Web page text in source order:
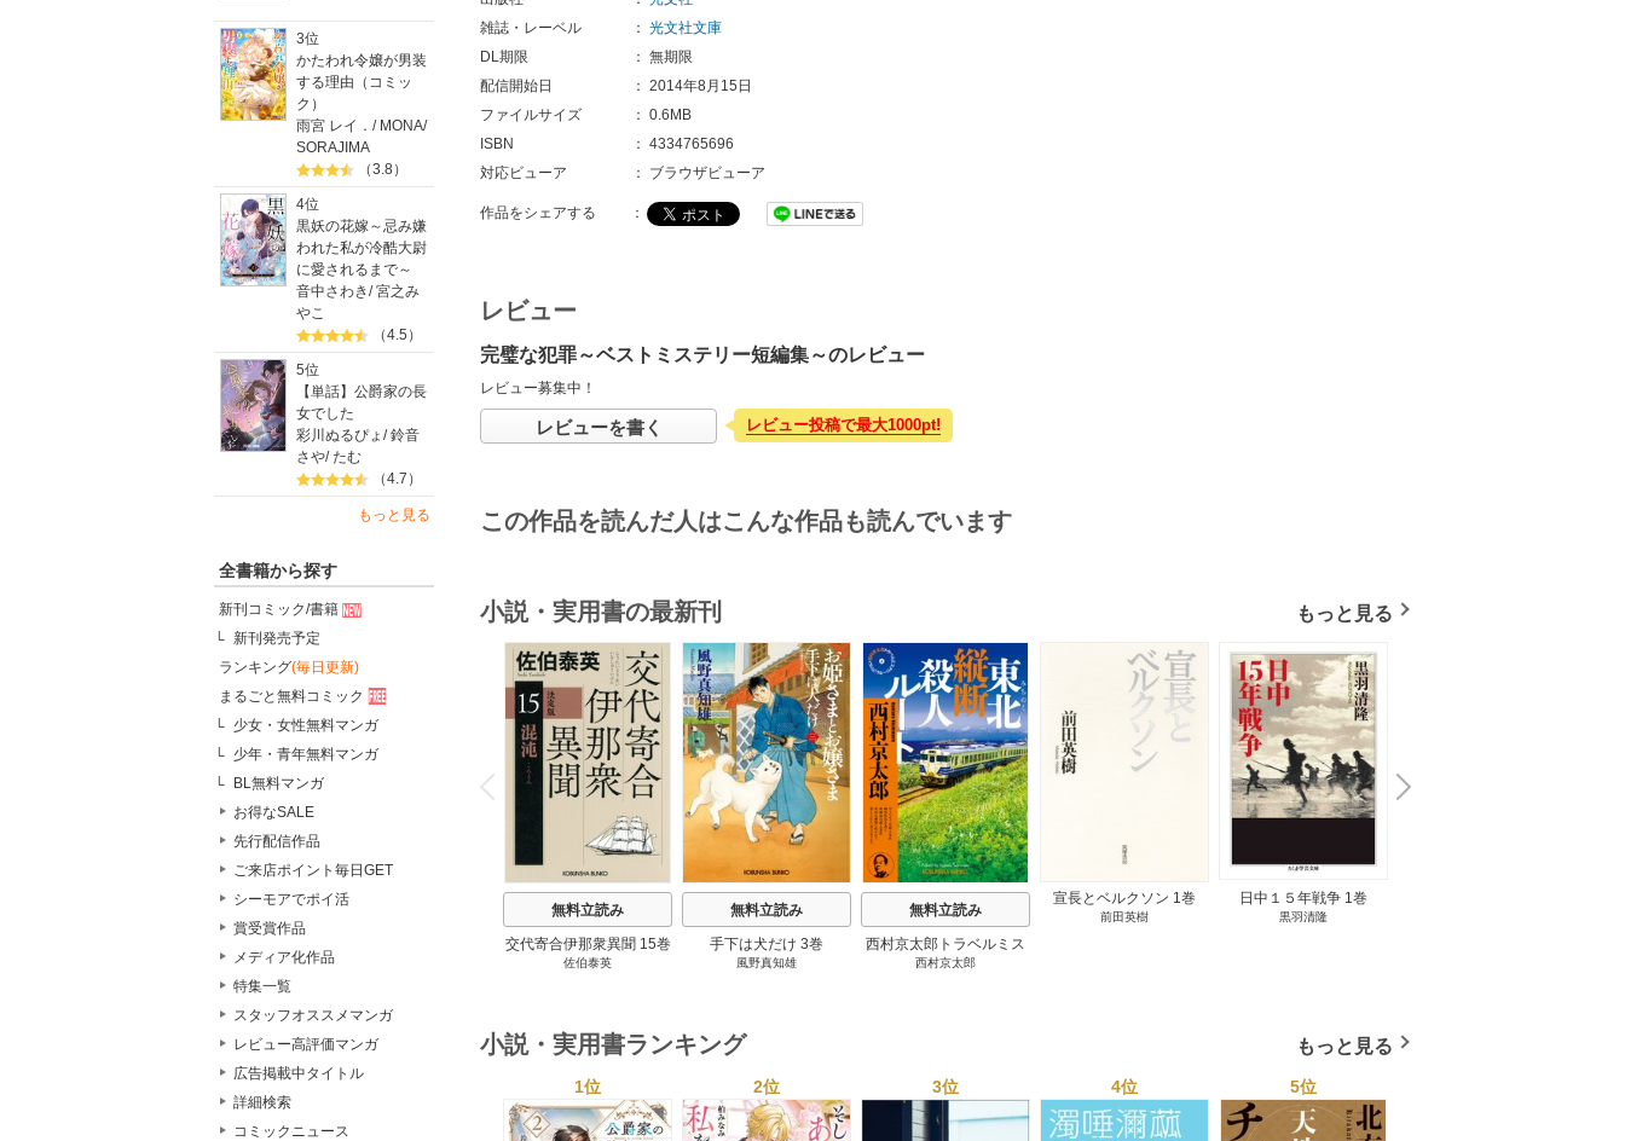
3位
かたわれ令嬢が男装
する理由（コミッ
ク）
雨宮 レイ． / MONA/
SORAJIMA
（3.8）
4位
黒妖の花嫁～忌み嫌
われた私が冷酷大尉
に愛されるまで～
音中さわき/宮之み
やこ
（4.5）
5位
【単話】公爵家の長
女でした
彩川ぬるぴょ /鈴音
さや/たむ
（4.7）
もっと見る
全書籍から探す
新刊コミック/書籍
新刊発売予定
ランキング(毎日更新)
まるごと無料コミック
少女・女性無料マンガ
少年・青年無料マンガ
BL無料マンガ
お得なSALE
先行配信作品
ご来店ポイント毎日GET
シーモアでポイ活
賞受賞作品
メディア化作品
特集一覧
スタッフオススメマンガ
レビュー高評価マンガ
広告掲載中タイトル
詳細検索
コミックニュース
雑誌・レーベル
： 光文社文庫
DL期限
： 無期限
配信開始日
： 2014年8月15日
ファイルサイズ
： 0.6MB
ISBN
： 4334765696
対応ビューア
： ブラウザビューア
作品をシェアする ：
レビュー
完璧な犯罪～ベストミステリー短編集～のレビュー
レビュー募集中！
レビューを書く レビュー投稿で最大1000pt!
この作品を読んだ人はこんな作品も読んでいます
小説・実用書の最新刊 もっと見る
P
r
e
i
o
u
s
無料立読み
交代寄合伊那衆異聞 15巻
佐伯泰英
無料立読み
手下は犬だけ 3巻
風野真知雄
無料立読み
西村京太郎トラベルミス
テリー・セレクション 2
西村京太郎
宣長とベルクソン 1巻
前田英樹
日中１５年戦争 1巻
黒羽清隆
N
e
x
t
小説・実用書ランキング もっと見る
1位 2位 3位 4位 5位